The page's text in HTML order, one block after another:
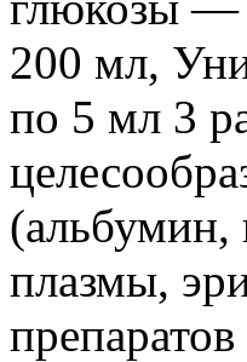
200 мл,
по 5 мл 3
(альбумин,
плазмы,